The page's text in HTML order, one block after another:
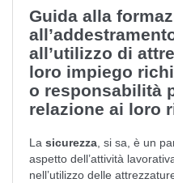
Guida alla
all’utilizzo di
loro impiego
o responsabilità
relazione ai loro
La sicurezza, si sa, è un
aspetto dell’attività
nell’utilizzo delle